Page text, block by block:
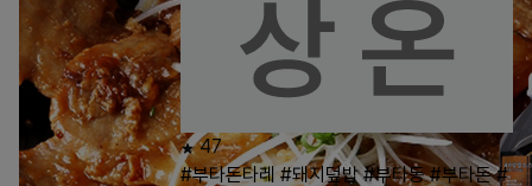
47
#부타돈타레 #돼지덮밥 #부타동 #부타돈 #